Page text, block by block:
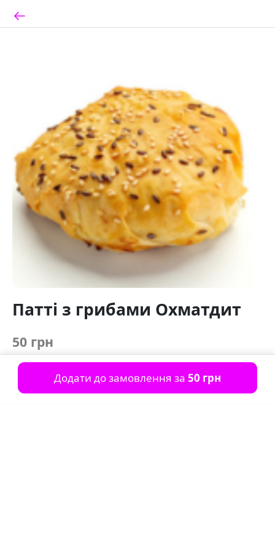
Патті з грибами Охматдит
50 грн
Додати до замовлення за 50 грн